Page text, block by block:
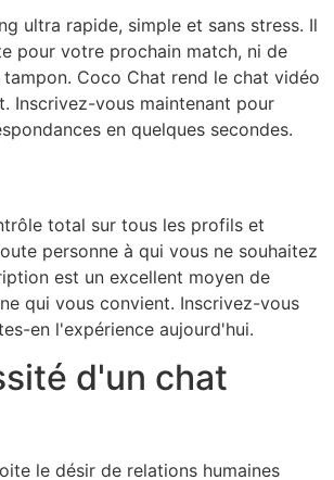
ultra rapide, simple et sans stress. Il
pour votre prochain match, ni de
tampon. Coco Chat rend le chat vidéo
Inscrivez-vous maintenant pour
en quelques secondes.
total sur tous les profils et
personne à qui vous ne souhaitez
est un excellent moyen de
qui vous convient. Inscrivez-vous
en l'expérience aujourd'hui.
d'un chat
le désir de relations humaines